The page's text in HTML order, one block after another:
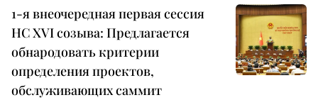
1-я внеочередная первая сессия
НС XVI созыва: Предлагается
обнародовать критерии
определения проектов,
обслуживающих саммит